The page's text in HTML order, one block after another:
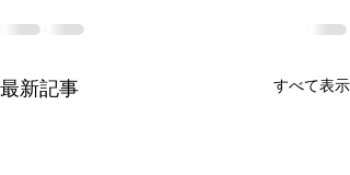
最新記事 すべて表示